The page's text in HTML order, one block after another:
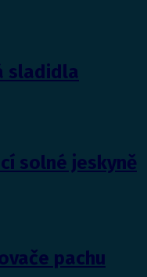
sladidla
solné jeskyně
pachu